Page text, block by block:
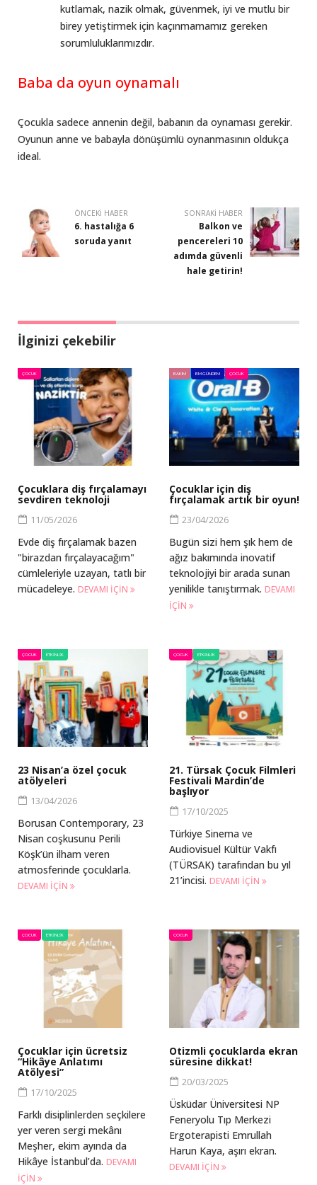
kutlamak, nazik olmak, güvenmek, iyi ve mutlu bir
birey yetiştirmek için kaçınmamamız gereken
sorumluluklarımızdır.
Baba da oyun oynamalı
Çocukla sadece annenin değil, babanın da oynaması gerekir.
Oyunun anne ve babayla dönüşümlü oynanmasının oldukça
ideal.
ÖNCEKI HABER
6. hastalığa 6
soruda yanıt
SONRAKI HABER
Balkon ve
pencereleri 10
adımda güvenli
hale getirin!
İlginizi çekebilir
ÇOCUK
Çocuklara diş fırçalamayı
sevdiren teknoloji
11/05/2026
Evde diş fırçalamak bazen
"birazdan fırçalayacağım"
cümleleriyle uzayan, tatlı bir
mücadeleye. DEVAMI IÇIN
BAKIM BM GÜNDEM ÇOCUK
Çocuklar için diş
fırçalamak artık bir oyun!
23/04/2026
Bugün sizi hem şık hem de
ağız bakımında inovatif
teknolojiyi bir arada sunan
yenilikle tanıştırmak. DEVAMI
IÇIN
ÇOCUK ETKINLIK
23 Nisan’a özel çocuk
atölyeleri
13/04/2026
Borusan Contemporary, 23
Nisan coşkusunu Perili
Köşk’ün ilham veren
atmosferinde çocuklarla.
DEVAMI IÇIN
ÇOCUK ETKINLIK
21. Türsak Çocuk Filmleri
Festivali Mardin’de
başlıyor
17/10/2025
Türkiye Sinema ve
Audiovisuel Kültür Vakfı
(TÜRSAK) tarafından bu yıl
21’incisi. DEVAMI IÇIN
ÇOCUK ETKINLIK
Çocuklar için ücretsiz
“Hikâye Anlatımı
Atölyesi”
17/10/2025
Farklı disiplinlerden seçkilere
yer veren sergi mekânı
Meşher, ekim ayında da
Hikâye İstanbul’da. DEVAMI
IÇIN
ÇOCUK
Otizmli çocuklarda ekran
süresine dikkat!
20/03/2025
Üsküdar Üniversitesi NP
Feneryolu Tıp Merkezi
Ergoterapisti Emrullah
Harun Kaya, aşırı ekran.
DEVAMI IÇIN